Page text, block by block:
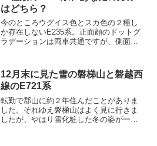
はどちら？
今のところウグイス色とスカ色の２種し
か存在しないE235系。正面顔のドットグ
ラデーションは両車共通ですが、側面の
が並ぶシーンを撮って見たいなぁと思っ
たのですが・・・撮影可能区間の短さに
ちょっと驚嘆。ちょっと長期な課題とな
りそうです。
12月末に見た雪の磐梯山と磐越西
線のE721系
転勤で郡山に約２年住んだことがありま
した。それゆえ磐梯山はよく見に行きま
したが、やはり雪化粧した冬の姿が一番